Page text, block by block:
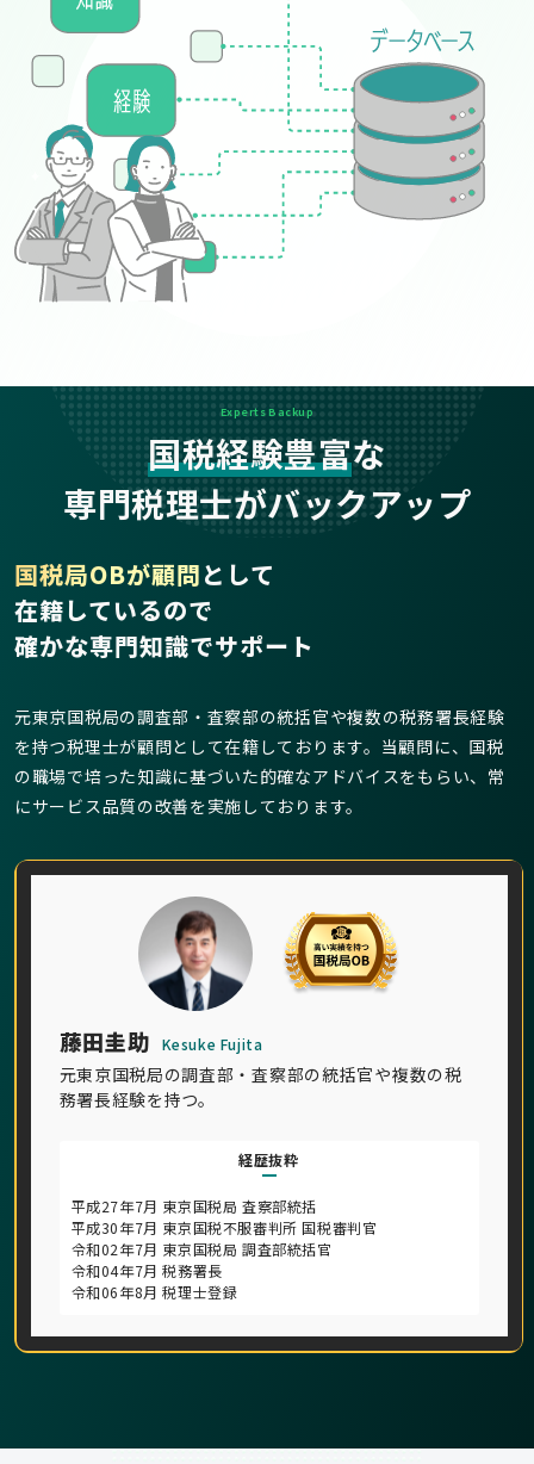
Experts Backup
国税経験豊富な
専門税理士がバックアップ
藤田圭助 Kesuke Fujita
元東京国税局の調査部・査察部の統括官や複数の税
務署長経験を持つ。
経歴抜粋
平成27年7月 東京国税局 査察部統括
平成30年7月 東京国税不服審判所 国税審判官
令和02年7月 東京国税局 調査部統括官
令和04年7月 税務署長
令和06年8月 税理士登録
国税局OBが顧問として
在籍しているので
確かな専門知識でサポート
元東京国税局の調査部・査察部の統括官や複数の税務署長経験
を持つ税理士が顧問として在籍しております。当顧問に、国税
の職場で培った知識に基づいた的確なアドバイスをもらい、常
にサービス品質の改善を実施しております。